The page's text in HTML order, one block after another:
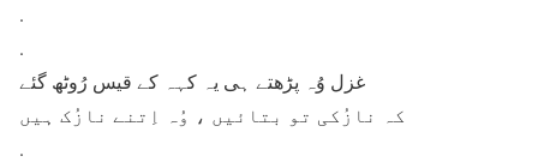
.
.
غزل وُہ پڑھتے ہی یہ کہہ کے قیس رُوٹھ گئے
کہ نازُکی تو بتائیں ، وُہ اِتنے نازُک ہیں
.